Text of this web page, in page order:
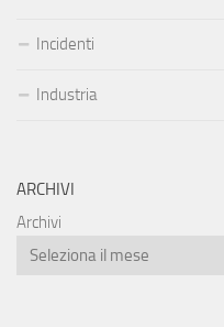
Incidenti
Industria
ARCHIVI
Archivi